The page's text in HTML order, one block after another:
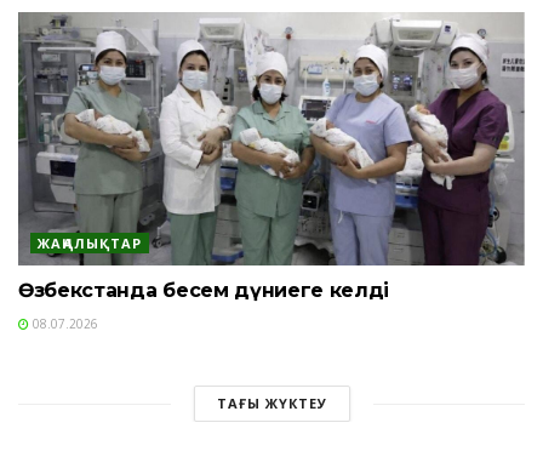
ЖАҢАЛЫҚТАР
Өзбекстанда бесем дүниеге келді
08.07.2026
ТАҒЫ ЖҮКТЕУ